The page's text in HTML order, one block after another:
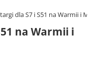
dla S7 i S51 na Warmii i
na Warmii i